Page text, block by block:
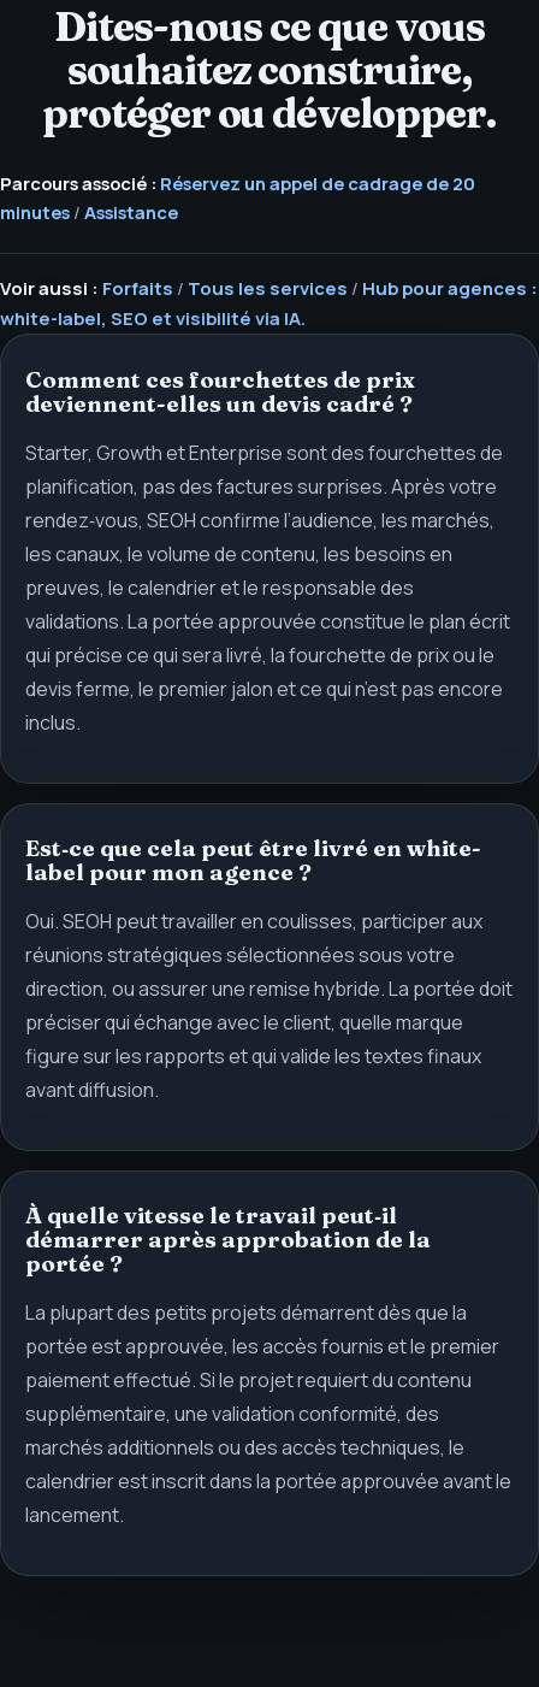
Dites-nous ce que vous
souhaitez construire,
protéger ou développer.
Parcours associé : Réservez un appel de cadrage de 20
minutes / Assistance
Voir aussi : Forfaits / Tous les services / Hub pour agences :
white-label, SEO et visibilité via IA.
Comment ces fourchettes de prix
deviennent-elles un devis cadré ?
Starter, Growth et Enterprise sont des fourchettes de
planification, pas des factures surprises. Après votre
rendez‑vous, SEOH confirme l’audience, les marchés,
les canaux, le volume de contenu, les besoins en
preuves, le calendrier et le responsable des
validations. La portée approuvée constitue le plan écrit
qui précise ce qui sera livré, la fourchette de prix ou le
devis ferme, le premier jalon et ce qui n’est pas encore
inclus.
Est‑ce que cela peut être livré en white-
label pour mon agence ?
Oui. SEOH peut travailler en coulisses, participer aux
réunions stratégiques sélectionnées sous votre
direction, ou assurer une remise hybride. La portée doit
préciser qui échange avec le client, quelle marque
figure sur les rapports et qui valide les textes finaux
avant diffusion.
À quelle vitesse le travail peut‑il
démarrer après approbation de la
portée ?
La plupart des petits projets démarrent dès que la
portée est approuvée, les accès fournis et le premier
paiement effectué. Si le projet requiert du contenu
supplémentaire, une validation conformité, des
marchés additionnels ou des accès techniques, le
calendrier est inscrit dans la portée approuvée avant le
lancement.